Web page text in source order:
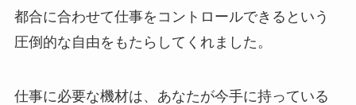
都合に合わせて仕事をコントロールできるという
圧倒的な自由をもたらしてくれました。
仕事に必要な機材は、あなたが今手に持っている